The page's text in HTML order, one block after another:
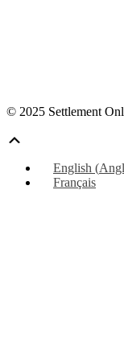
© 2025 Settlement
le
haut
English (
Français